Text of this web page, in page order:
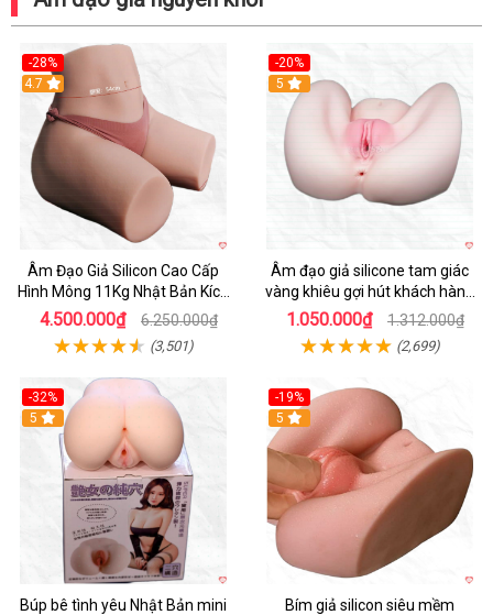
-28%
4.7
Âm Đạo Giả Silicon Cao Cấp
Hình Mông 11Kg Nhật Bản Kích
Thước Như Thật
4.500.000₫ 6.250.000₫
(3,501)
-20%
Hot
5
Âm đạo giả silicone tam giác
vàng khiêu gợi hút khách hàng
nam
1.050.000₫ 1.312.000₫
(2,699)
-32%
Hot
5
Búp bê tình yêu Nhật Bản mini
-19%
Hot
5
Bím giả silicon siêu mềm